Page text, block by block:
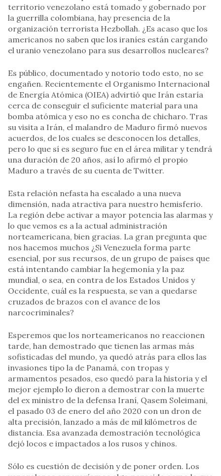
territorio venezolano está tomado y gobernado por
la guerrilla colombiana, hay presencia de la
organización terrorista Hezbollah. ¿Es acaso que los
americanos no saben que los iraníes están cargando
el uranio venezolano para sus desarrollos nucleares?
Es público, documentado y notorio todo esto, no se
engañen. Recientemente el Organismo Internacional
de Energía Atómica (OIEA) advirtió que Irán estaría
cerca de conseguir el suficiente material para una
bomba atómica y eso no es concha de chicharo. Tras
su visita a Irán, el malandro de Maduro firmó nuevos
acuerdos, de los cuales se desconocen los detalles,
pero lo que sí es seguro fue en el área militar y tendrá
una duración de 20 años, así lo afirmó el propio
Maduro a través de su cuenta de Twitter.
Esta relación nefasta ha escalado a una nueva
dimensión, nada atractiva para nuestro hemisferio.
La región debe activar a mayor potencia las alarmas y
lo que vemos es a la actual administración
norteamericana, bien gracias. La gran pregunta que
nos hacemos muchos ¿Si Venezuela forma parte
esencial, por sus recursos, de un grupo de países que
está intentando cambiar la hegemonía y la paz
mundial, o sea, en contra de los Estados Unidos y
Occidente, cuál es la respuesta, se van a quedarse
cruzados de brazos con el avance de los
narcocriminales?
Esperemos que los norteamericanos no reaccionen
tarde, han demostrado que tienen las armas más
sofisticadas del mundo, ya quedó atrás para ellos las
invasiones tipo la de Panamá, con tropas y
armamentos pesados, eso quedó para la historia y el
mejor ejemplo lo dieron a demostrar con la muerte
del ex ministro de la defensa Iraní, Qasem Soleimani,
el pasado 03 de enero del año 2020 con un dron de
alta precisión, lanzado a más de mil kilómetros de
distancia. Esa avanzada demostración tecnológica
dejó locos e impactados a los rusos y chinos.
Sólo es cuestión de decisión y de poner orden. Los